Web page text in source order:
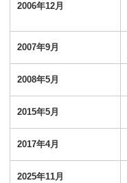
2006年12月
2007年9月
2008年5月
2015年5月
2017年4月
2025年11月